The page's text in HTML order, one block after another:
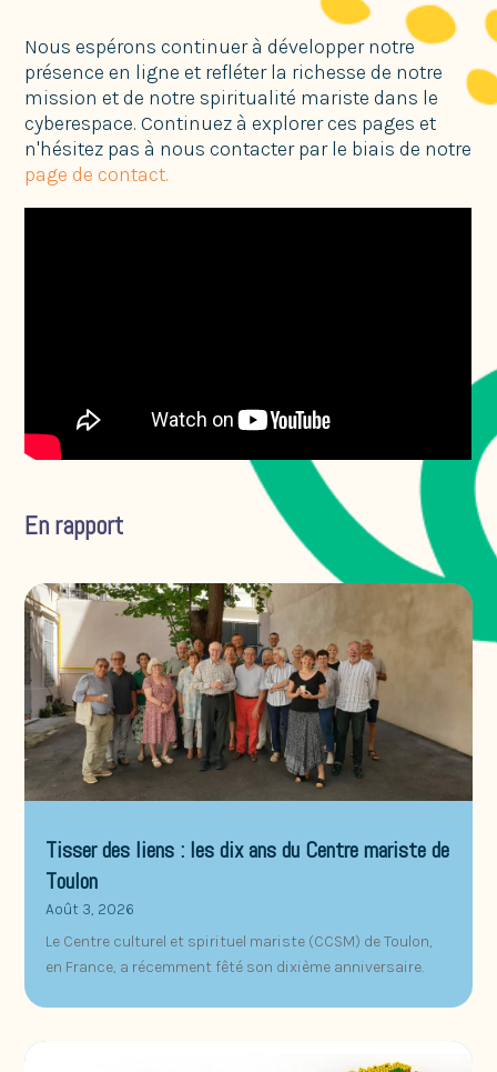
Nous espérons continuer à développer notre
présence en ligne et refléter la richesse de notre
mission et de notre spiritualité mariste dans le
cyberespace. Continuez à explorer ces pages et
n'hésitez pas à nous contacter par le biais de notre
page de contact.
En rapport
Tisser des liens : les dix ans du Centre mariste de
Toulon
Août 3, 2026
Le Centre culturel et spirituel mariste (CCSM) de Toulon,
en France, a récemment fêté son dixième anniversaire.